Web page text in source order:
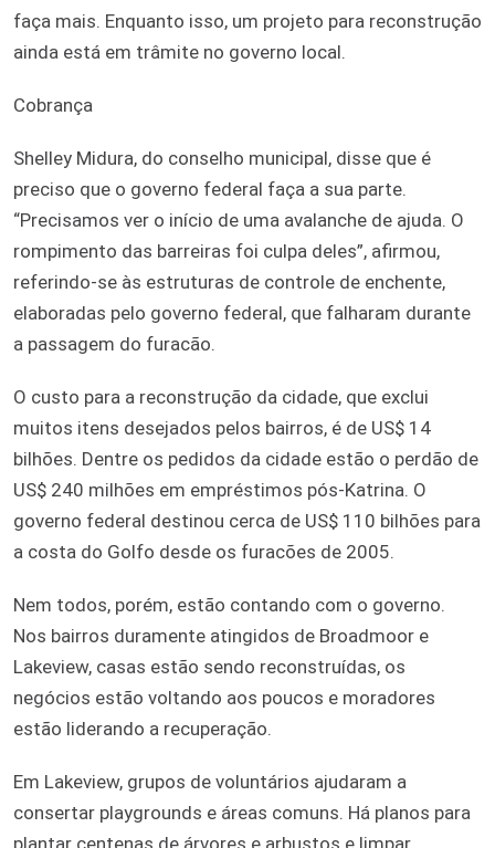
faça mais. Enquanto isso, um projeto para reconstrução
ainda está em trâmite no governo local.
Cobrança
Shelley Midura, do conselho municipal, disse que é
preciso que o governo federal faça a sua parte.
“Precisamos ver o início de uma avalanche de ajuda. O
rompimento das barreiras foi culpa deles”, afirmou,
referindo-se às estruturas de controle de enchente,
elaboradas pelo governo federal, que falharam durante
a passagem do furacão.
O custo para a reconstrução da cidade, que exclui
muitos itens desejados pelos bairros, é de US$ 14
bilhões. Dentre os pedidos da cidade estão o perdão de
US$ 240 milhões em empréstimos pós-Katrina. O
governo federal destinou cerca de US$ 110 bilhões para
a costa do Golfo desde os furacões de 2005.
Nem todos, porém, estão contando com o governo.
Nos bairros duramente atingidos de Broadmoor e
Lakeview, casas estão sendo reconstruídas, os
negócios estão voltando aos poucos e moradores
estão liderando a recuperação.
Em Lakeview, grupos de voluntários ajudaram a
consertar playgrounds e áreas comuns. Há planos para
plantar centenas de árvores e arbustos e limpar